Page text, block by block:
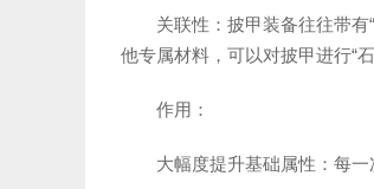
关联性：披甲装备往往带有
他专属材料，可以对披甲进行“石
作用：
大幅度提升基础属性：每